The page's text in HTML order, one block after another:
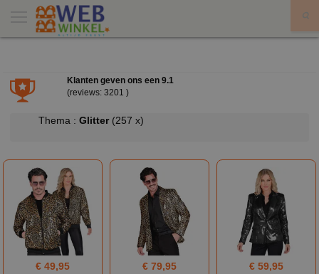
Klanten geven ons een 9.1
(reviews: 3201 )
Thema : Glitter (257 x)
€ 49,95
€ 79,95
€ 59,95